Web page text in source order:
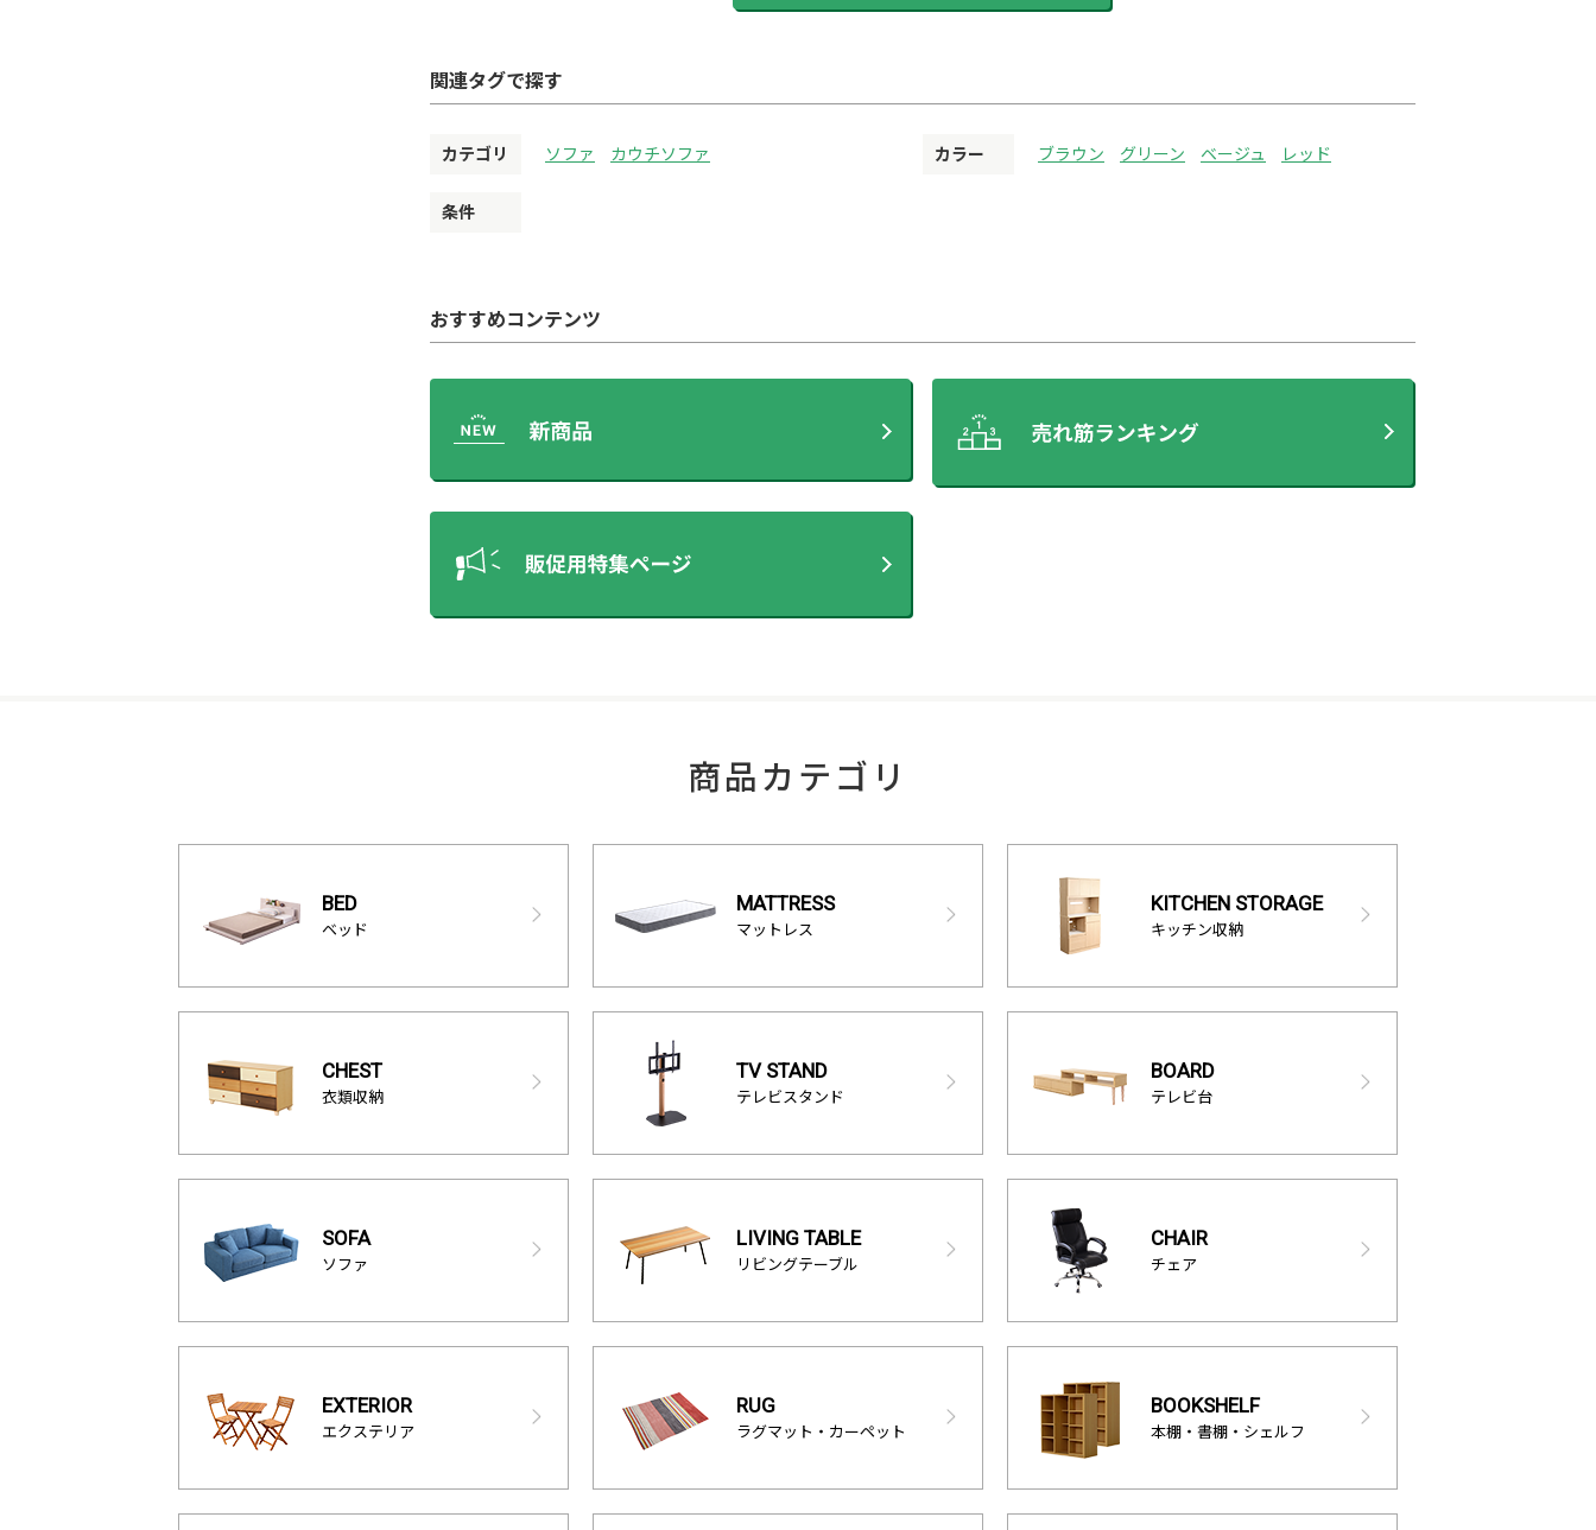
関連タグで探す
カテゴリ ソファ カウチソファ カラー ブラウン グリーン ベージュ レッド
条件
おすすめコンテンツ
商品カテゴリ
BED
ベッド
MATTRESS
マットレス
KITCHEN STORAGE
キッチン収納
CHEST
衣類収納
TV STAND
テレビスタンド
BOARD
テレビ台
SOFA
ソファ
LIVING TABLE
リビングテーブル
CHAIR
チェア
EXTERIOR
エクステリア
RUG
ラグマット・カーペット
BOOKSHELF
本棚・書棚・シェルフ